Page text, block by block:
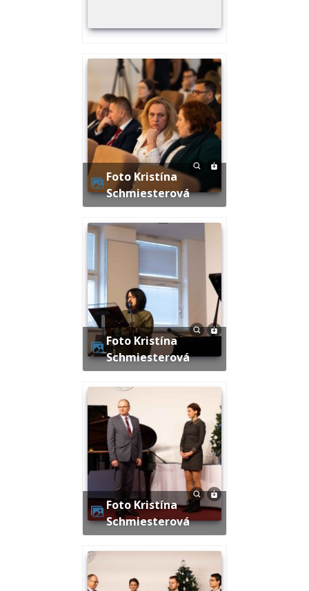
Foto Kristína
Schmiesterová
Foto Kristína
Schmiesterová
Foto Kristína
Schmiesterová